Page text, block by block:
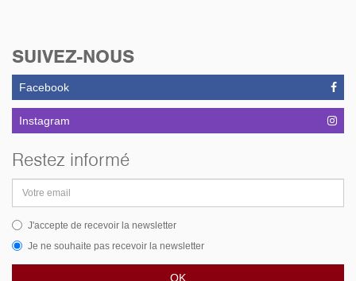
SUIVEZ-NOUS
Facebook
Instagram
Restez informé
email
J'accepte de recevoir la newsletter
Je ne souhaite pas recevoir la newsletter